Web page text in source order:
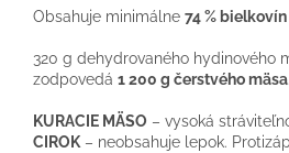
Obsahuje minimálne 74 % bielkovín
320 g dehydrovaného hydinového
zodpovedá 1 200 g čerstvého mäsa
KURACIE MÄSO – vysoká
CIROK– neobsahuje lepok.